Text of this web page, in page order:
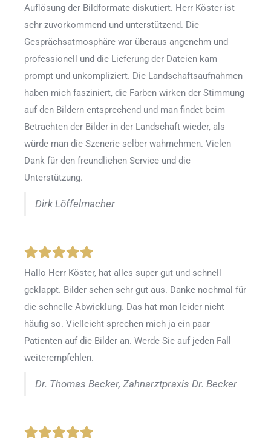
Auflösung der Bildformate diskutiert. Herr Köster ist
sehr zuvorkommend und unterstützend. Die
Gesprächsatmosphäre war überaus angenehm und
professionell und die Lieferung der Dateien kam
prompt und unkompliziert. Die Landschaftsaufnahmen
haben mich fasziniert, die Farben wirken der Stimmung
auf den Bildern entsprechend und man findet beim
Betrachten der Bilder in der Landschaft wieder, als
würde man die Szenerie selber wahrnehmen. Vielen
Dank für den freundlichen Service und die
Unterstützung.
Dirk Löffelmacher
Hallo Herr Köster, hat alles super gut und schnell
geklappt. Bilder sehen sehr gut aus. Danke nochmal für
die schnelle Abwicklung. Das hat man leider nicht
häufig so. Vielleicht sprechen mich ja ein paar
Patienten auf die Bilder an. Werde Sie auf jeden Fall
weiterempfehlen.
Dr. Thomas Becker, Zahnarztpraxis Dr. Becker